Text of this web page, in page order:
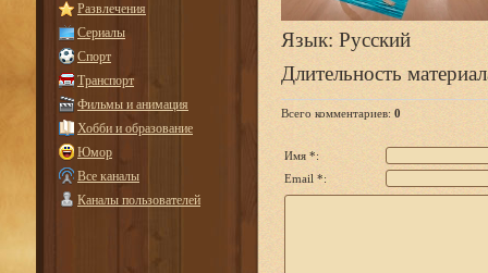
Развлечения
Сериалы
Спорт
Транспорт
Фильмы и анимация
Хобби и образование
Юмор
Все каналы
Каналы пользователей
Язык: Русский
Длительность
Всего комментариев: 0
Имя *:
Email *: